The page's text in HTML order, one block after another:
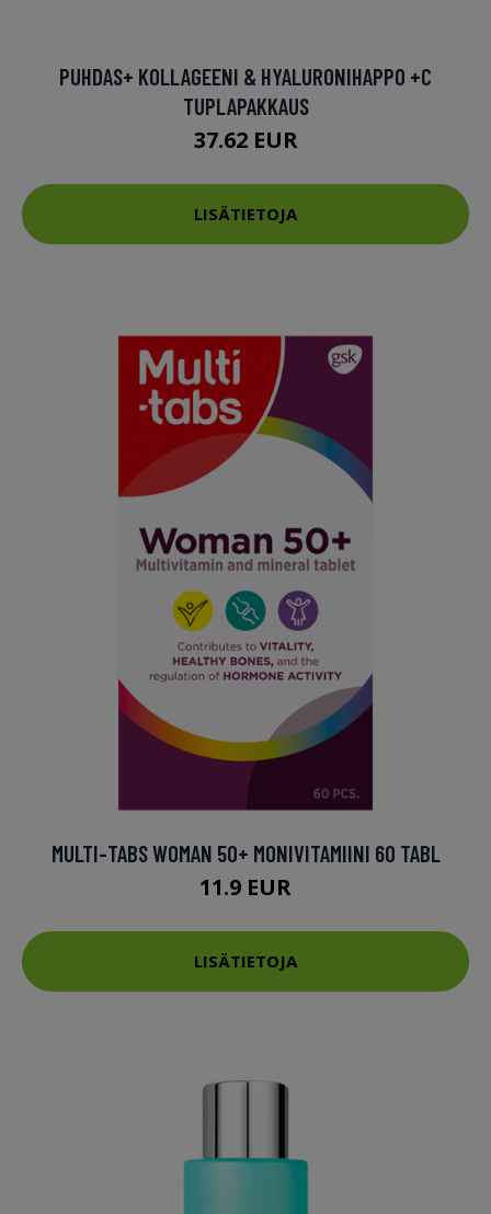
PUHDAS+ KOLLAGEENI & HYALURONIHAPPO +C
TUPLAPAKKAUS
37.62 EUR
LISÄTIETOJA
MULTI-TABS WOMAN 50+ MONIVITAMIINI 60 TABL
11.9 EUR
LISÄTIETOJA